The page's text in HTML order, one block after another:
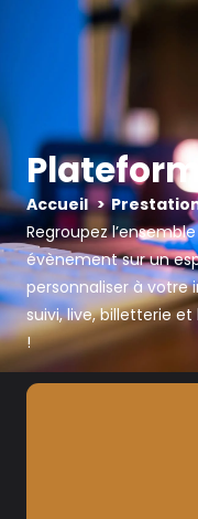
Accueil
Regroupez
évènement sur un
personnaliser à votre
suivi, live, billetterie
!